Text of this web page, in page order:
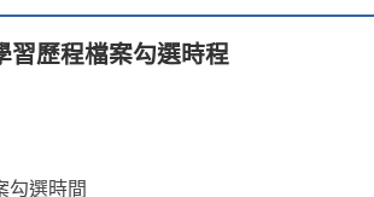
習歷程檔案勾選時程
勾選時間